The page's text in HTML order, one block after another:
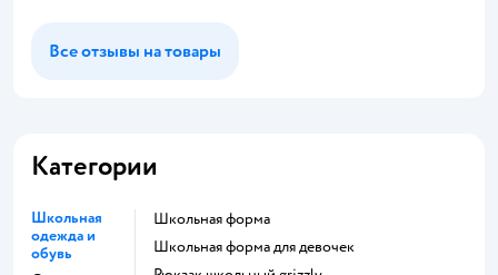
Все отзывы на товары
Категории
Школьная
одежда и
обувь
Школьная форма
Школьная форма для девочек